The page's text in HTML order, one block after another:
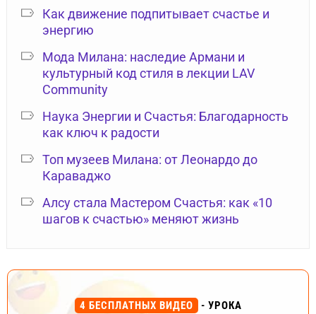
Как движение подпитывает счастье и
энергию
Мода Милана: наследие Армани и
культурный код стиля в лекции LAV
Community
Наука Энергии и Счастья: Благодарность
как ключ к радости
Топ музеев Милана: от Леонардо до
Караваджо
Алсу стала Мастером Счастья: как «10
шагов к счастью» меняют жизнь
4 БЕСПЛАТНЫХ ВИДЕО
- УРОКА